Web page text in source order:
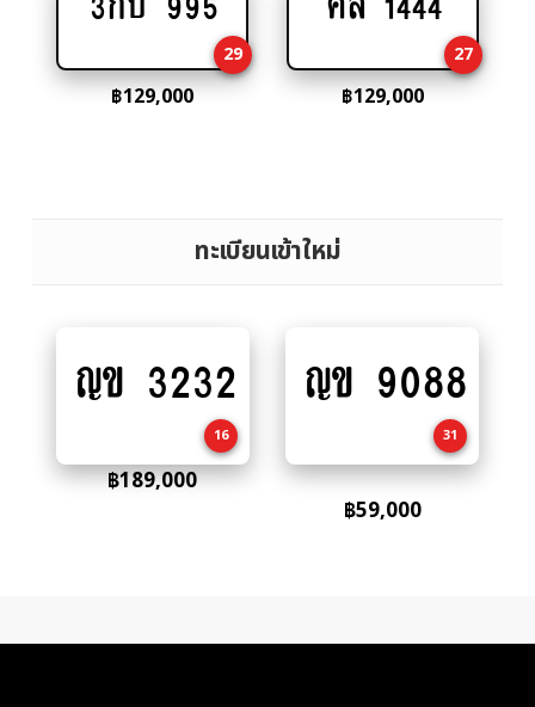
cart
29
฿129,000
cart
27
฿129,000
ทะเบียนเข้าใหม่
to
ญข 3232
16
฿189,000
to
ญข 9088
31
฿59,000